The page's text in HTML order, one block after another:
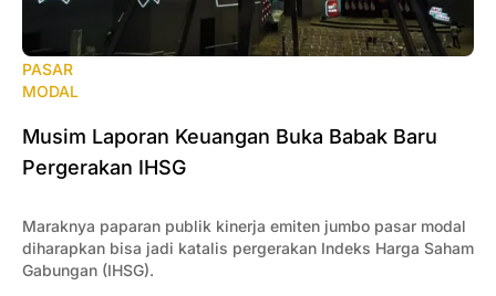
PASAR
MODAL
‎Musim Laporan Keuangan Buka Babak Baru
Pergerakan IHSG
Maraknya paparan publik kinerja emiten jumbo pasar modal
diharapkan bisa jadi katalis pergerakan Indeks Harga Saham
Gabungan (IHSG).